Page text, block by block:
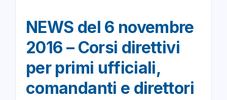
NEWS del 6 novembre
2016 – Corsi direttivi
per primi ufficiali,
comandanti e direttori